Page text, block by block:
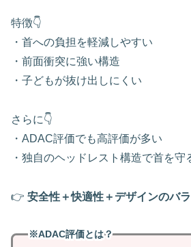
特徴👇
・首への負担を軽減しやすい
・前面衝突に強い構造
・子どもが抜け出しにくい
さらに👇
・ADAC評価でも高評価が多い
・独自のヘッドレスト構造で首を守
👉 安全性＋快適性＋デザインのバ
※ADAC評価とは？